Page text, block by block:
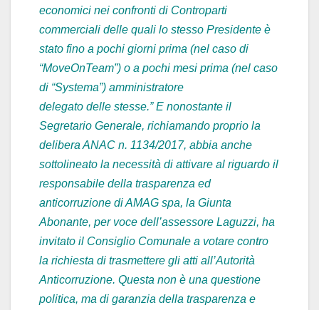
economici nei confronti di Controparti
commerciali delle quali lo stesso Presidente è
stato fino a pochi giorni prima (nel caso di
“MoveOnTeam”) o a pochi mesi prima (nel caso
di “Systema”) amministratore
delegato delle stesse.” E nonostante il
Segretario Generale, richiamando proprio la
delibera ANAC n. 1134/2017, abbia anche
sottolineato la necessità di attivare al riguardo il
responsabile della trasparenza ed
anticorruzione di AMAG spa, la Giunta
Abonante, per voce dell’assessore Laguzzi, ha
invitato il Consiglio Comunale a votare contro
la richiesta di trasmettere gli atti all’Autorità
Anticorruzione. Questa non è una questione
politica, ma di garanzia della trasparenza e